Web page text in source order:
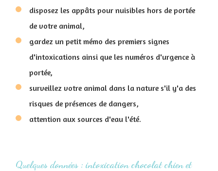
disposez les appâts pour nuisibles hors de portée
de votre animal,
gardez un petit mémo des premiers signes
d'intoxications ainsi que les numéros d'urgence à
portée,
surveillez votre animal dans la nature s'il y'a des
risques de présences de dangers,
attention aux sources d'eau l'été.
Quelques données : intoxication chocolat chien et